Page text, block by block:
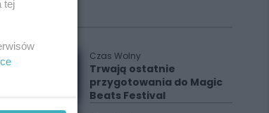
Czas Wolny
Trwają ostatnie
przygotowania do Magic
Beats Festival
tej